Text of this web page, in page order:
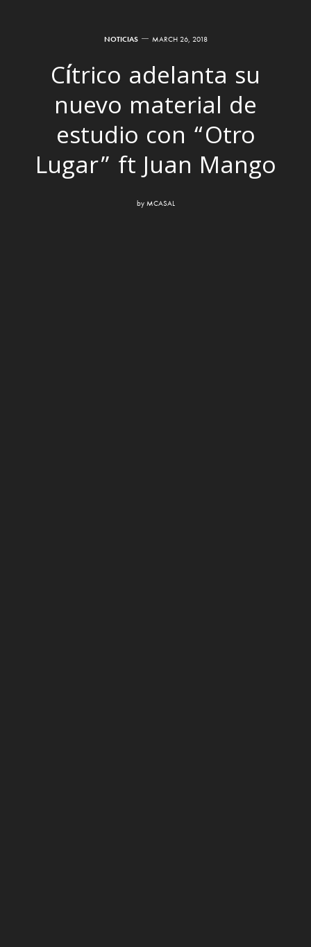
NOTICIAS MARCH 26, 2018
Cítrico adelanta su
nuevo material de
estudio con “Otro
Lugar” ft Juan Mango
by MCASAL